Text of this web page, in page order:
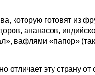
которую готовят из
ананасов,
вафлями «папор»
отличает эту страну от